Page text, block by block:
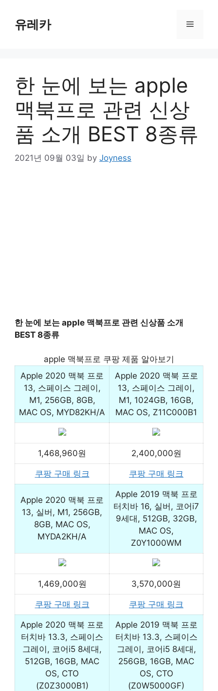
content유레카 Menu
한 눈에 보는 apple
맥북프로 관련 신상
품 소개 BEST 8종류
2021년 09월 03일 by Joyness
한 눈에 보는 apple 맥북프로 관련 신상품 소개
BEST 8종류
apple 맥북프로 쿠팡 제품 알아보기
Apple 2020 맥북 프로
13, 스페이스 그레이,
M1, 256GB, 8GB,
MAC OS, MYD82KH/A
Apple 2020 맥북 프로
13, 스페이스 그레이,
M1, 1024GB, 16GB,
MAC OS, Z11C000B1
1,468,960원 2,400,000원
쿠팡 구매 링크 쿠팡 구매 링크
Apple 2020 맥북 프로
13, 실버, M1, 256GB,
8GB, MAC OS,
MYDA2KH/A
Apple 2019 맥북 프로
터치바 16, 실버, 코어i7
9세대, 512GB, 32GB,
MAC OS,
Z0Y1000WM
1,469,000원 3,570,000원
쿠팡 구매 링크 쿠팡 구매 링크
Apple 2020 맥북 프로
터치바 13.3, 스페이스
그레이, 코어i5 8세대,
512GB, 16GB, MAC
OS, CTO
(Z0Z3000B1)
Apple 2019 맥북 프로
터치바 13.3, 스페이스
그레이, 코어i5 8세대,
256GB, 16GB, MAC
OS, CTO
(Z0W5000GF)